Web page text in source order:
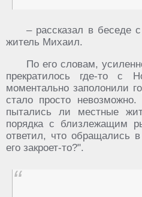
– рассказал в беседе
житель Михаил.
По его словам,
прекратилось где-то с
моментально заполонили
стало просто
пытались ли местные
порядка с близлежащим
ответил, что обращались
его закроет-то?".